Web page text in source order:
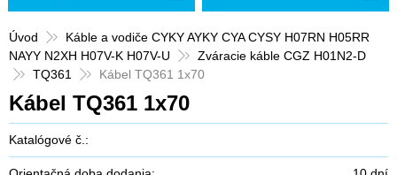
Úvod
Káble a vodiče CYKY AYKY CYA CYSY H07RN H05RR
NAYY N2XH H07V-K H07V-U
Zváracie káble CGZ H01N2-D
TQ361
Kábel TQ361 1x70
Kábel TQ361 1x70
Katalógové č.: